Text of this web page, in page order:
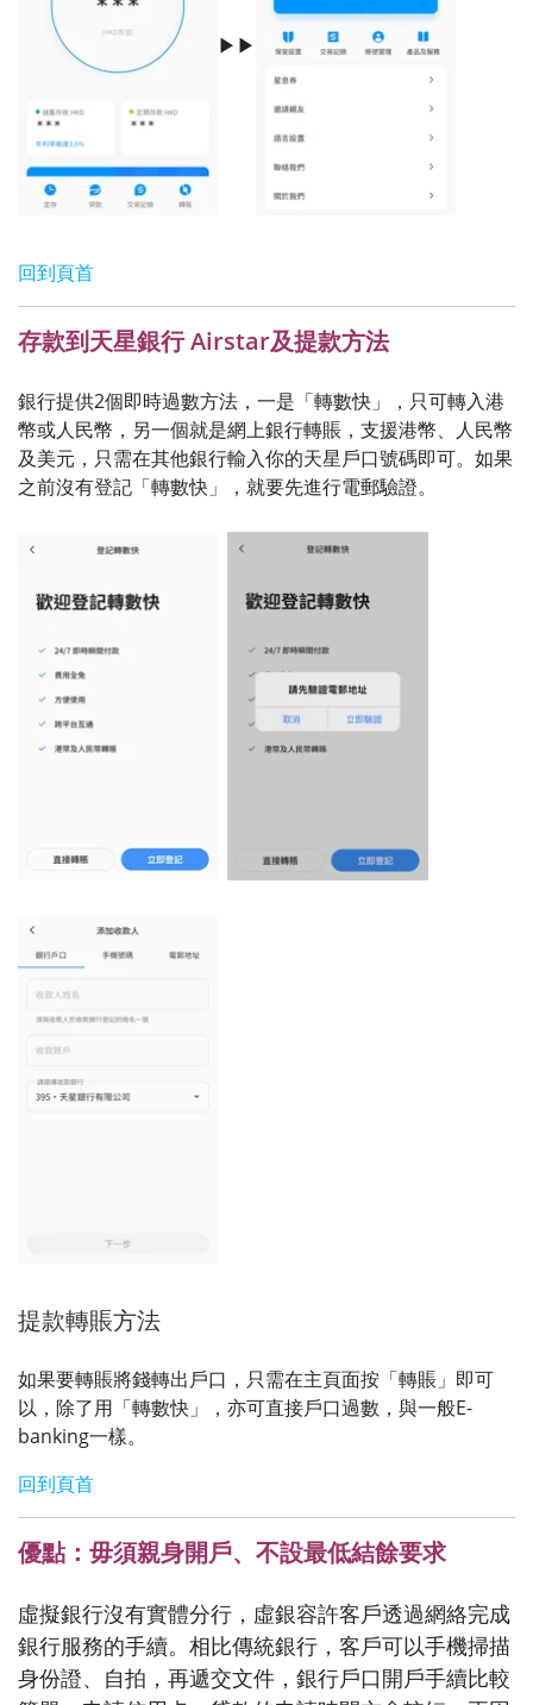
▶▶
回到頁首
存款到天星銀行 Airstar及提款方法
銀行提供2個即時過數方法，一是「轉數快」，只可轉入港
幣或人民幣，另一個就是網上銀行轉賬，支援港幣、人民幣
及美元，只需在其他銀行輸入你的天星戶口號碼即可。如果
之前沒有登記「轉數快」，就要先進行電郵驗證。
提款轉賬方法
如果要轉賬將錢轉出戶口，只需在主頁面按「轉賬」即可
以，除了用「轉數快」，亦可直接戶口過數，與一般E-
banking一樣。
回到頁首
優點：毋須親身開戶、不設最低結餘要求
虛擬銀行沒有實體分行，虛銀容許客戶透過網絡完成
銀行服務的手續。相比傳統銀行，客戶可以手機掃描
身份證、自拍，再遞交文件，銀行戶口開戶手續比較